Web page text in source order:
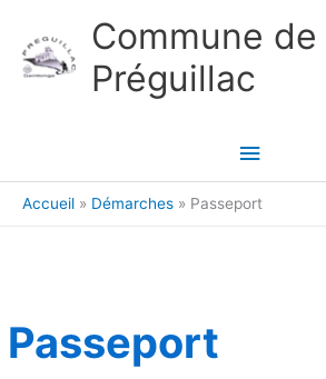
Commune de
Préguillac
Menu
principal
Accueil Démarches Passeport
Passeport